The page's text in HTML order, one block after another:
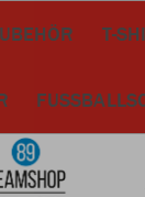
T-